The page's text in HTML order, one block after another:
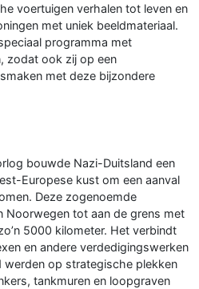
voertuigen verhalen tot leven en
met uniek beeldmateriaal.
programma met
zodat ook zij op een
met deze bijzondere
bouwde Nazi-Duitsland een
Europese kust om een aanval
Deze zogenoemde
Noorwegen tot aan de grens met
5000 kilometer. Het verbindt
en andere verdedigingswerken
werden op strategische plekken
tankmuren en loopgraven